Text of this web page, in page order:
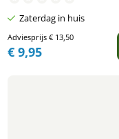
Zaterdag in huis
Adviesprijs €13,50
€9,95